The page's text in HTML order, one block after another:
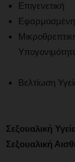
Επιγενετική
Εφαρμοσμένη
Βελτίωση
Σεξουαλική
Σεξουαλική